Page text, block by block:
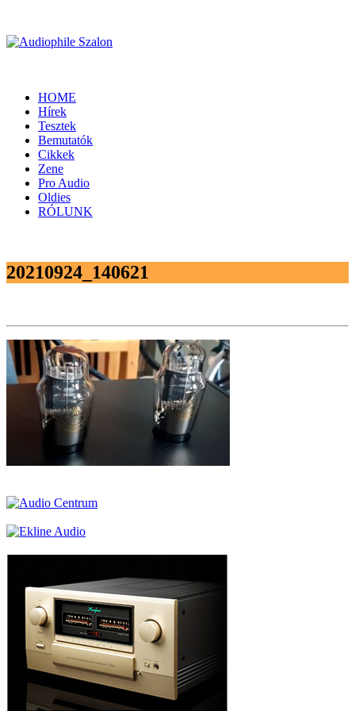
HOME
Hírek
Tesztek
Bemutatók
Cikkek
Zene
Pro Audio
Oldies
RÓLUNK
20210924_140621